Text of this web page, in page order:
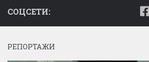
СОЦСЕТИ:
РЕПОРТАЖИ